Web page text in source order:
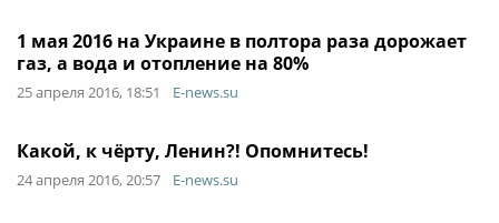
1 мая 2016 на Украине в полтора раза дорожает
газ, а вода и отопление на 80%
25 апреля 2016, 18:51 E-news.su
Какой, к чёрту, Ленин?! Опомнитесь!
24 апреля 2016, 20:57 E-news.su